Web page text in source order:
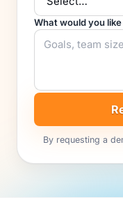
What would you
By requesting a